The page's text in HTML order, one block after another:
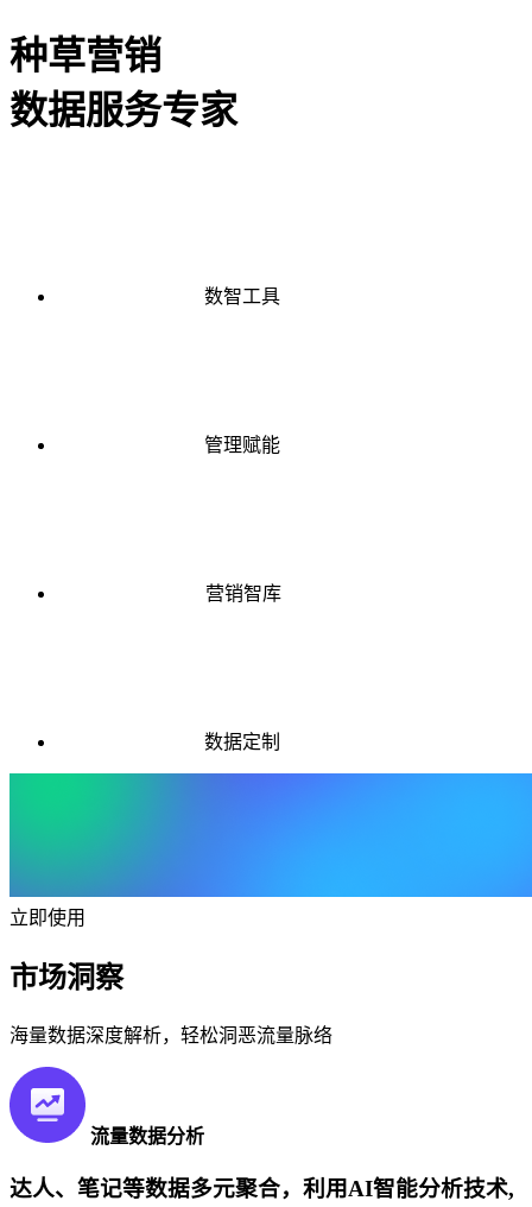
种草营销
数据服务专家
数智工具
管理赋能
营销智库
数据定制
立即使用
市场洞察
海量数据深度解析，轻松洞恶流量脉络
流量数据分析
达人、笔记等数据多元聚合，利用AI智能分析技术,